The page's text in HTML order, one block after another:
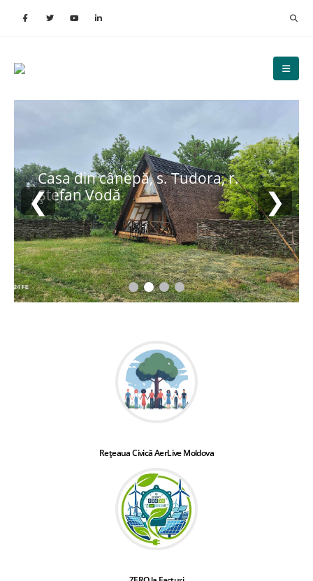
Casa din cânepă, s. Tudora, r.
Ștefan Vodă
❮ ❯
Rețeaua Civică AerLive Moldova